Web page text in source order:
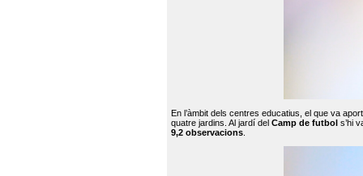
En l’àmbit dels centres educatius, el que va
quatre jardins. Al jardí del Camp de futbol s’hi
9,2 observacions